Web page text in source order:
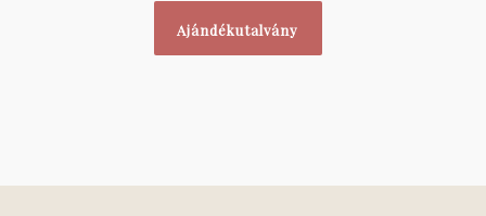
Ajándékutalvány